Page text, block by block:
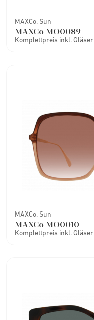
MAXCo. Sun
MAXCo MO0089
Komplettpreis inkl. Gläser
MAXCo. Sun
MAXCo MO0010
Komplettpreis inkl. Gläser